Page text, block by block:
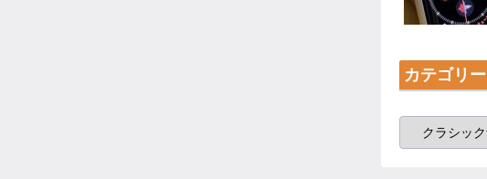
カテゴリー